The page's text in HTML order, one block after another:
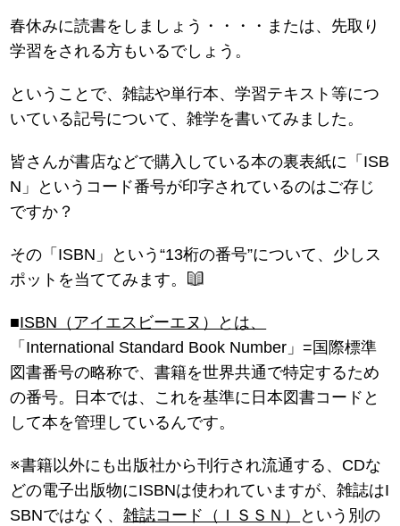
春休みに読書をしましょう・・・・または、先取り
学習をされる方もいるでしょう。
ということで、雑誌や単行本、学習テキスト等につ
いている記号について、雑学を書いてみました。
皆さんが書店などで購入している本の裏表紙に「ISB
N」というコード番号が印字されているのはご存じ
ですか？
その「ISBN」という“13桁の番号”について、少しス
ポットを当ててみます。
■ISBN（アイエスビーエヌ）とは、
「International Standard Book Number」=国際標準
図書番号の略称で、書籍を世界共通で特定するため
の番号。日本では、これを基準に日本図書コードと
して本を管理しているんです。
※書籍以外にも出版社から刊行され流通する、CDな
どの電子出版物にISBNは使われていますが、雑誌はI
SBNではなく、雑誌コード（ＩＳＳＮ）
という別の